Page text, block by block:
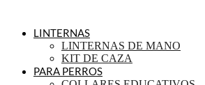
LINTERNAS
LINTERNAS DE MANO
KIT DE CAZA
PARA PERROS